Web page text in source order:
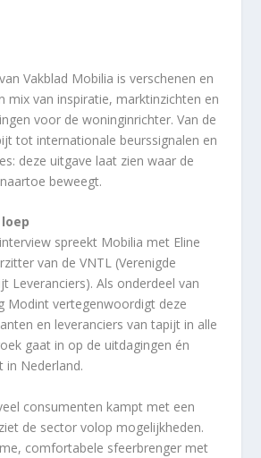
Vakblad Mobilia is verschenen en
mix van inspiratie, marktinzichten en
voor de woninginrichter. Van de
tot internationale beurssignalen en
deze uitgave laat zien waar de
beweegt.
spreekt Mobilia met Eline
van de VNTL (Verenigde
Leveranciers). Als onderdeel van
Modint vertegenwoordigt deze
en leveranciers van tapijt in alle
gaat in op de uitdagingen én
in Nederland.
consumenten kampt met een
de sector volop mogelijkheden.
comfortabele sfeerbrenger met